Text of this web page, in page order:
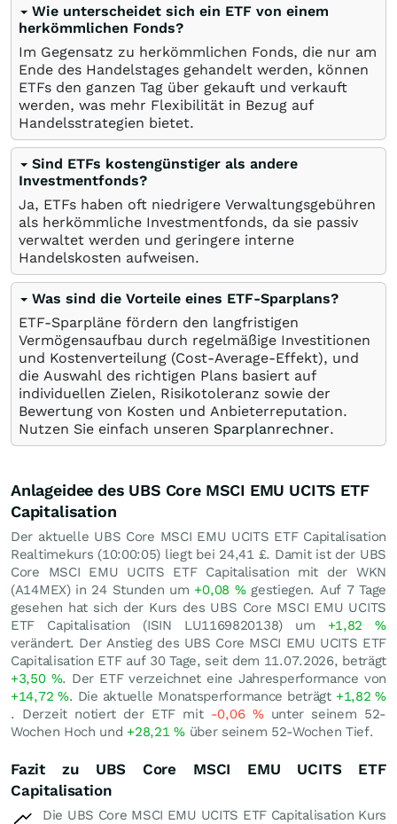
Wie unterscheidet sich ein ETF von einem
herkömmlichen Fonds?
Im Gegensatz zu herkömmlichen Fonds, die nur am
Ende des Handelstages gehandelt werden, können
ETFs den ganzen Tag über gekauft und verkauft
werden, was mehr Flexibilität in Bezug auf
Handelsstrategien bietet.
Sind ETFs kostengünstiger als andere
Investmentfonds?
Ja, ETFs haben oft niedrigere Verwaltungsgebühren
als herkömmliche Investmentfonds, da sie passiv
verwaltet werden und geringere interne
Handelskosten aufweisen.
Was sind die Vorteile eines ETF-Sparplans?
ETF-Sparpläne fördern den langfristigen
Vermögensaufbau durch regelmäßige Investitionen
und Kostenverteilung (Cost-Average-Effekt), und
die Auswahl des richtigen Plans basiert auf
individuellen Zielen, Risikotoleranz sowie der
Bewertung von Kosten und Anbieterreputation.
Nutzen Sie einfach unseren Sparplanrechner.
Anlageidee des UBS Core MSCI EMU UCITS ETF
Capitalisation
Der aktuelle UBS Core MSCI EMU UCITS ETF Capitalisation
Realtimekurs (10:00:05) liegt bei 24,41 £. Damit ist der UBS
Core MSCI EMU UCITS ETF Capitalisation mit der WKN
(A14MEX) in 24 Stunden um +0,08 %gestiegen. Auf 7 Tage
gesehen hat sich der Kurs des UBS Core MSCI EMU UCITS
ETF Capitalisation (ISIN LU1169820138) um +1,82%
verändert. Der Anstieg des UBS Core MSCI EMU UCITS ETF
Capitalisation ETF auf 30 Tage, seit dem 11.07.2026, beträgt
+3,50 %. Der ETF verzeichnet eine Jahresperformance von
+14,72%. Die aktuelle Monatsperformance beträgt +1,82%
. Derzeit notiert der ETF mit -0,06 %unter seinem 52-
Wochen Hoch und +28,21%über seinem 52-Wochen Tief.
Fazit zu UBS Core MSCI EMU UCITS ETF
Capitalisation
Die UBS Core MSCI EMU UCITS ETF Capitalisation Kurs